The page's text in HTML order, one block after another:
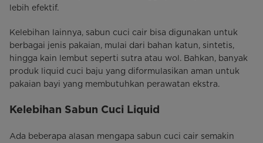
lebih efektif.
Kelebihan lainnya, sabun cuci cair bisa digunakan untuk
berbagai jenis pakaian, mulai dari bahan katun, sintetis,
hingga kain lembut seperti sutra atau wol. Bahkan, banyak
produk liquid cuci baju yang diformulasikan aman untuk
pakaian bayi yang membutuhkan perawatan ekstra.
Kelebihan Sabun Cuci Liquid
Ada beberapa alasan mengapa sabun cuci cair semakin